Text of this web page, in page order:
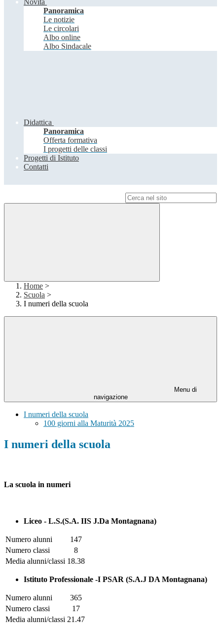
Novità
Panoramica
Le notizie
Le circolari
Albo online
Albo Sindacale
Didattica
Panoramica
Offerta formativa
I progetti delle classi
Progetti di Istituto
Contatti
Home >
Scuola >
I numeri della scuola
Menu di
navigazione
I numeri della scuola
100 giorni alla Maturità 2025
I numeri della scuola
La scuola in numeri
Liceo - L.S.(S.A. IIS J.Da Montagnana)
Numero alunni
147
Numero classi
8
Media alunni/classi 18.38
Istituto Professionale -I PSAR (S.A.J DA Montagnana)
Numero alunni
365
Numero classi
17
Media alunni/classi 21.47